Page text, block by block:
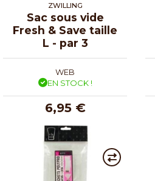
ZWILLING
Sac sous vide
Fresh & Save taille
L - par 3
WEB
EN STOCK !
6,95 €